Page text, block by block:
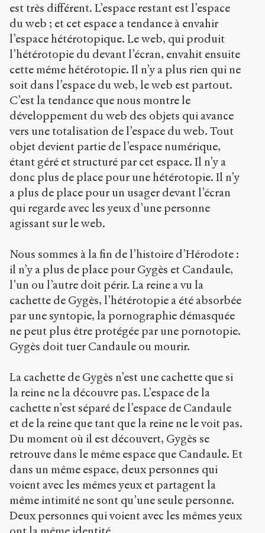
est très différent. L’espace restant est l’espace
du web ; et cet espace a tendance à envahir
l’espace hétérotopique. Le web, qui produit
l’hétérotopie du devant l’écran, envahit ensuite
cette même hétérotopie. Il n’y a plus rien qui ne
soit dans l’espace du web, le web est partout.
C’est la tendance que nous montre le
développement du web des objets qui avance
vers une totalisation de l’espace du web. Tout
objet devient partie de l’espace numérique,
étant géré et structuré par cet espace. Il n’y a
donc plus de place pour une hétérotopie. Il n’y
a plus de place pour un usager devant l’écran
qui regarde avec les yeux d’une personne
agissant sur le web.
Nous sommes à la fin de l’histoire d’Hérodote :
il n’y a plus de place pour Gygès et Candaule,
l’un ou l’autre doit périr. La reine a vu la
cachette de Gygès, l’hétérotopie a été absorbée
par une syntopie, la pornographie démasquée
ne peut plus être protégée par une pornotopie.
Gygès doit tuer Candaule ou mourir.
La cachette de Gygès n’est une cachette que si
la reine ne la découvre pas. L’espace de la
cachette n’est séparé de l’espace de Candaule
et de la reine que tant que la reine ne le voit pas.
Du moment où il est découvert, Gygès se
retrouve dans le même espace que Candaule. Et
dans un même espace, deux personnes qui
voient avec les mêmes yeux et partagent la
même intimité ne sont qu’une seule personne.
Deux personnes qui voient avec les mêmes yeux